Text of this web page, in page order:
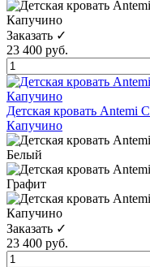
Заказать ✓
23 400 руб.
Детская кровать Antemi
Капучино
Заказать ✓
23 400 руб.